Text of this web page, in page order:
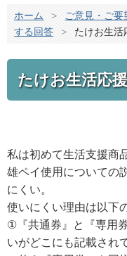
ホーム > ご意見・ご要
する回答
> たけお生活
たけお生活応
私は初めて生活支援商
雄ペイ使用についての
にくい。
使いにくい理由は以下
①『共通券』と『専用
いがどこにも記載され